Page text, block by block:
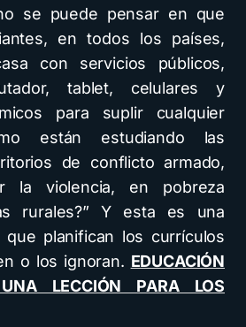
se puede pensar en que
en todos los países,
con servicios públicos,
tablet, celulares y
para suplir cualquier
están estudiando las
de conflicto armado,
la violencia, en pobreza
rurales?” Y esta es una
que planifican los currículos
o los ignoran. EDUCACIÓN
LECCIÓN PARA LOS